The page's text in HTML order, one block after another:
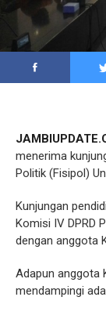
menerima
Politik (Fisipol)
Kunjungan
Komisi IV DPRD
dengan anggota
Adapun anggota
mendampingi